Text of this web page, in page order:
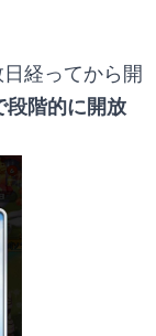
経ってから開
階的に開放